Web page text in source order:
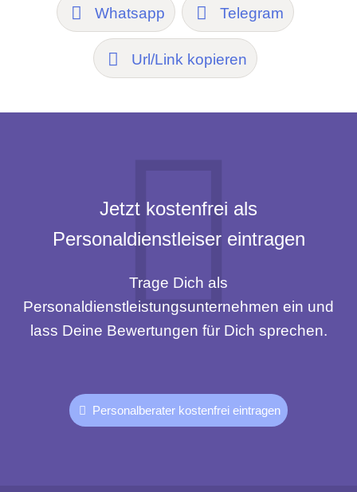
Whatsapp Telegram
Url/Link kopieren
Jetzt kostenfrei als
Personaldienstleiser eintragen
Trage Dich als
Personaldienstleistungsunternehmen ein und
lass Deine Bewertungen für Dich sprechen.
Personalberater kostenfrei eintragen